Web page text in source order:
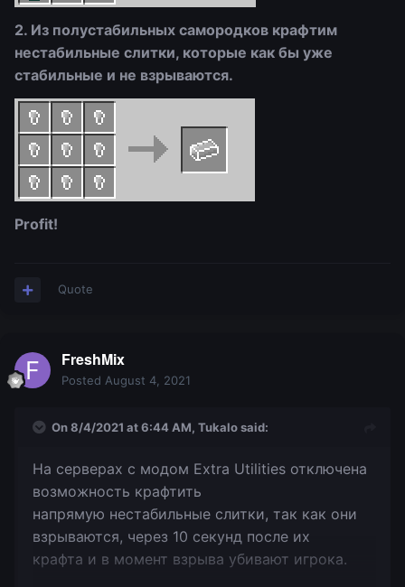
2. Из полустабильных самородков крафтим
нестабильные слитки, которые как бы уже
стабильные и не взрываются.
Profit!
Quote
FreshMix
Posted August 4, 2021
On 8/4/2021 at 6:44 AM, Tukalosaid:
На серверах с модом Extra Utilities отключена
возможность крафтить
напрямую нестабильные слитки, так как они
взрываются, через 10 секунд после их
крафта и в момент взрыва убивают игрока.